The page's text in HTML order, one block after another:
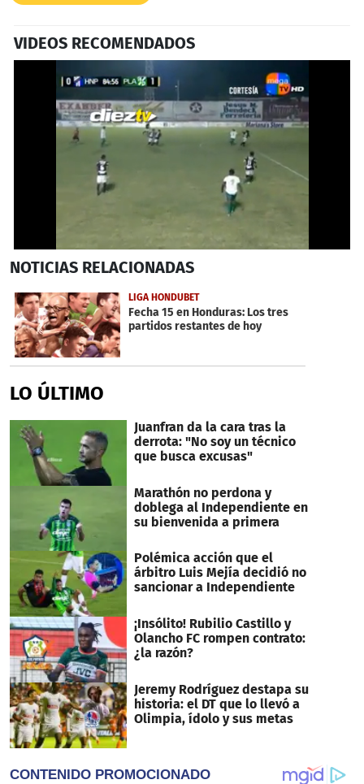
VIDEOS RECOMENDADOS
seconds
21
seconds
Próximo
NOTICIAS RELACIONADAS
LIGA HONDUBET
Fecha 15 en Honduras: Los tres
partidos restantes de hoy
LO ÚLTIMO
Juanfran da la cara tras la
derrota: "No soy un técnico
que busca excusas"
Marathón no perdona y
doblega al Independiente en
su bienvenida a primera
Polémica acción que el
árbitro Luis Mejía decidió no
sancionar a Independiente
¡Insólito! Rubilio Castillo y
Olancho FC rompen contrato:
¿la razón?
Jeremy Rodríguez destapa su
historia: el DT que lo llevó a
Olimpia, ídolo y sus metas